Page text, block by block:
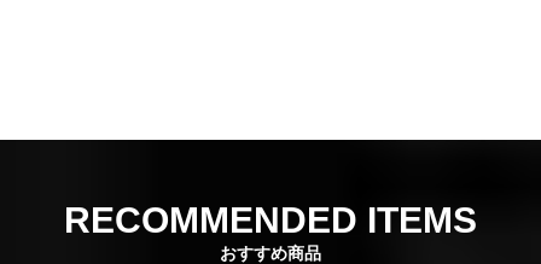
RECOMMENDED ITEMS
おすすめ商品